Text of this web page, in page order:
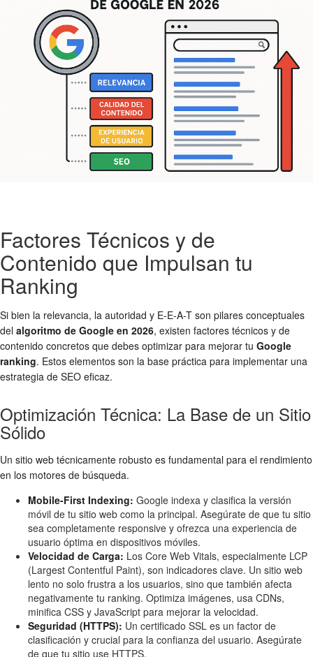
Factores Técnicos y de
Contenido que Impulsan tu
Ranking
Si bien la relevancia, la autoridad y E-E-A-T son pilares conceptuales
del algoritmo de Google en 2026, existen factores técnicos y de
contenido concretos que debes optimizar para mejorar tu Google
ranking. Estos elementos son la base práctica para implementar una
estrategia de SEO eficaz.
Optimización Técnica: La Base de un Sitio
Sólido
Un sitio web técnicamente robusto es fundamental para el rendimiento
en los motores de búsqueda.
Mobile-First Indexing: Google indexa y clasifica la versión
móvil de tu sitio web como la principal. Asegúrate de que tu sitio
sea completamente responsive y ofrezca una experiencia de
usuario óptima en dispositivos móviles.
Velocidad de Carga: Los Core Web Vitals, especialmente LCP
(Largest Contentful Paint), son indicadores clave. Un sitio web
lento no solo frustra a los usuarios, sino que también afecta
negativamente tu ranking. Optimiza imágenes, usa CDNs,
minifica CSS y JavaScript para mejorar la velocidad.
Seguridad (HTTPS): Un certificado SSL es un factor de
clasificación y crucial para la confianza del usuario. Asegúrate
de que tu sitio use HTTPS.